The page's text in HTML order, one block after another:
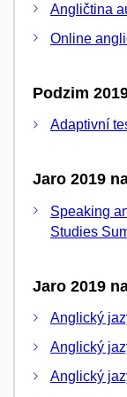
Angličtina
Online
Podzim
Adaptivní
Jaro 2019
Speaking
Studies
Jaro 2019
Anglický
Anglický
Anglický